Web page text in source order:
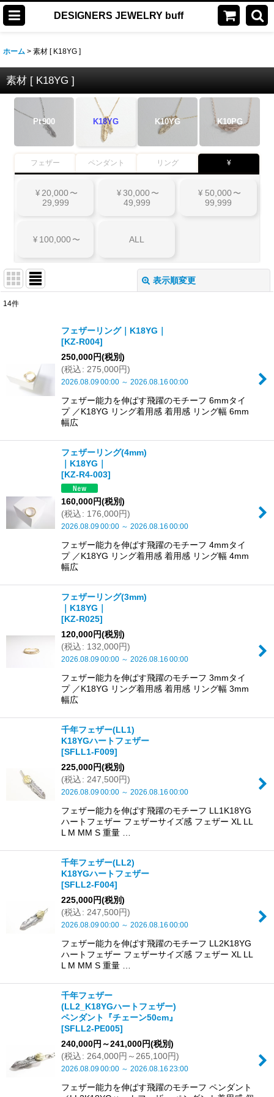
DESIGNERS JEWELRY buff
ホーム > 素材 [ K18YG ]
素材 [ K18YG ]
Pt900 K18YG K10YG K10PG
フェザー ペンダント リング ¥
¥ 20,000 〜
29,999
¥ 30,000 〜
49,999
¥ 50,000 〜
99,999
¥ 100,000 〜 ALL
表示順変更
絞り込む
14件
フェザーリング｜K18YG｜
[KZ-R004]
250,000円(税別)
(税込: 275,000円)
2026.08.0900:00 ～ 2026.08.16 00:00
フェザー能力を伸ばす飛躍のモチーフ 6mmタイ
プ ／K18YG リング着用感 着用感 リング幅 6mm
幅広
フェザーリング(4mm)
｜K18YG｜
[KZ-R4-003]
160,000円(税別)
(税込: 176,000円)
2026.08.0900:00 ～ 2026.08.16 00:00
フェザー能力を伸ばす飛躍のモチーフ 4mmタイ
プ ／K18YG リング着用感 着用感 リング幅 4mm
幅広
フェザーリング(3mm)
｜K18YG｜
[KZ-R025]
120,000円(税別)
(税込: 132,000円)
2026.08.0900:00 ～ 2026.08.16 00:00
フェザー能力を伸ばす飛躍のモチーフ 3mmタイ
プ ／K18YG リング着用感 着用感 リング幅 3mm
幅広
千年フェザー(LL1)
K18YGハートフェザー
[SFLL1-F009]
225,000円(税別)
(税込: 247,500円)
2026.08.0900:00 ～ 2026.08.16 00:00
フェザー能力を伸ばす飛躍のモチーフ LL1K18YG
ハートフェザー フェザーサイズ感 フェザー XL LL
L M MM S 重量 …
千年フェザー(LL2)
K18YGハートフェザー
[SFLL2-F004]
225,000円(税別)
(税込: 247,500円)
2026.08.0900:00 ～ 2026.08.16 00:00
フェザー能力を伸ばす飛躍のモチーフ LL2K18YG
ハートフェザー フェザーサイズ感 フェザー XL LL
L M MM S 重量 …
千年フェザー
(LL2_K18YGハートフェザー)
ペンダント『チェーン50cm』
[SFLL2-PE005]
240,000円 ～241,000円(税別)
(税込: 264,000円 ～265,100円)
2026.08.0900:00 ～ 2026.08.16 23:00
フェザー能力を伸ばす飛躍のモチーフ ペンダント